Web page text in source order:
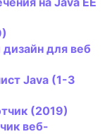
для веб
Java (1-3
(2019)
веб-